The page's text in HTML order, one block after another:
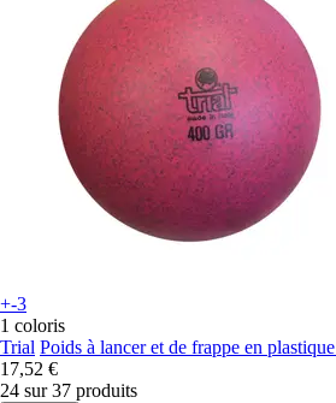
+-3
1 coloris
Trial Poids à lancer et de frappe en
17,52 €
24 sur 37 produits